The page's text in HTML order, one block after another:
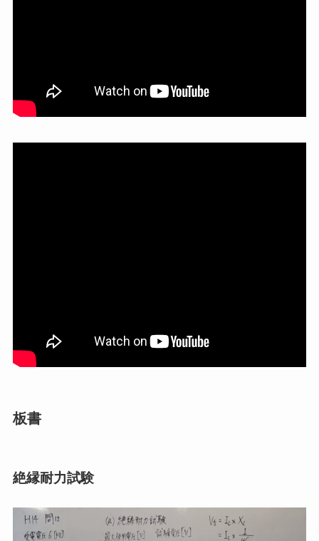
板書
絶縁耐力試験